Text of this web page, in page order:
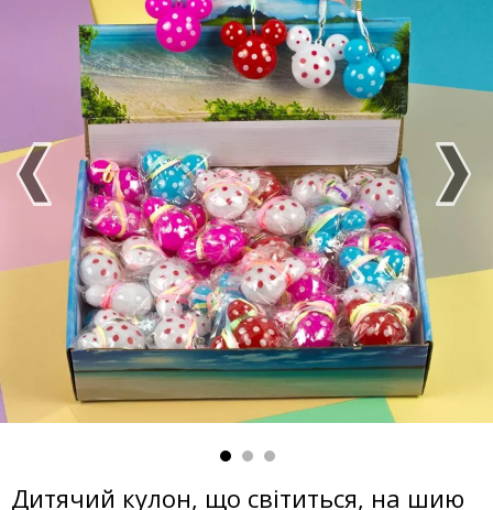
Дитячий кулон, що світиться, на шию